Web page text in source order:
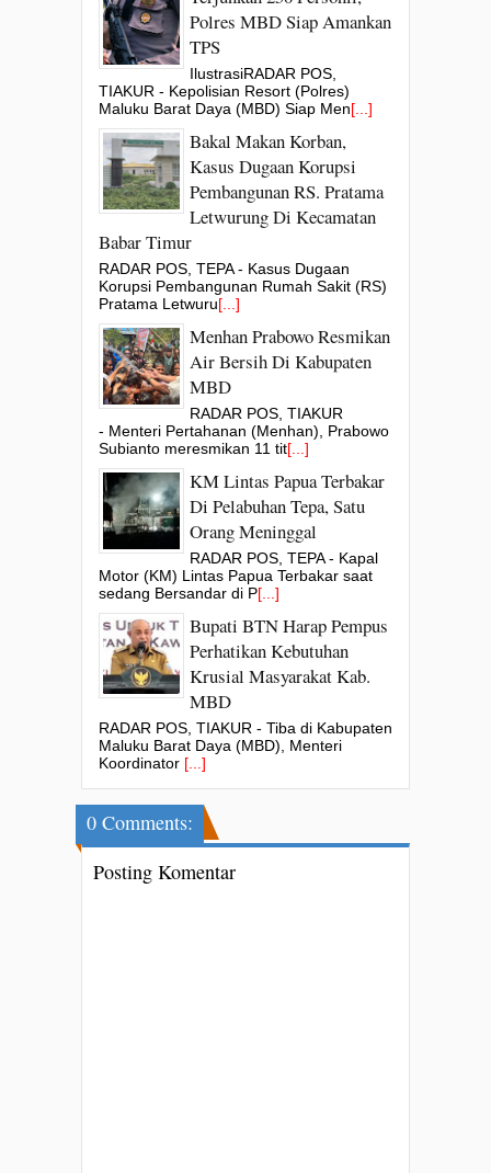
Polres MBD Siap Amankan
TPS
IlustrasiRADAR POS,
TIAKUR - Kepolisian Resort (Polres)
Maluku Barat Daya (MBD) Siap Men[...]
Bakal Makan Korban,
Kasus Dugaan Korupsi
Pembangunan RS. Pratama
Letwurung Di Kecamatan
Babar Timur
RADAR POS, TEPA - Kasus Dugaan
Korupsi Pembangunan Rumah Sakit (RS)
Pratama Letwuru[...]
Menhan Prabowo Resmikan
Air Bersih Di Kabupaten
MBD
RADAR POS, TIAKUR
- Menteri Pertahanan (Menhan), Prabowo
Subianto meresmikan 11 tit[...]
KM Lintas Papua Terbakar
Di Pelabuhan Tepa, Satu
Orang Meninggal
RADAR POS, TEPA - Kapal
Motor (KM) Lintas Papua Terbakar saat
sedang Bersandar di P[...]
Bupati BTN Harap Pempus
Perhatikan Kebutuhan
Krusial Masyarakat Kab.
MBD
RADAR POS, TIAKUR - Tiba di Kabupaten
Maluku Barat Daya (MBD), Menteri
Koordinator [...]
0 Comments:
Posting Komentar